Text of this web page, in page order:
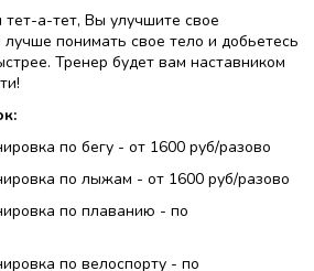
а-тет, Вы улучшите свое
лучше понимать свое тело и добьетесь
Тренер будет вам наставником
по бегу - от 1600 руб/разово
по лыжам - от 1600 руб/разово
по плаванию - по
по велоспорту - по